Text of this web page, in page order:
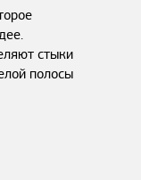
стыки
полосы